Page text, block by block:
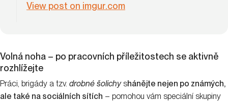
View post on imgur.com
Volná noha – po pracovních příležitostech se aktivně
rozhlížejte
Práci, brigády a tzv. drobné šolichyshánějte nejen po známých,
ale také na sociálních sítích – pomohou vám speciální skupiny